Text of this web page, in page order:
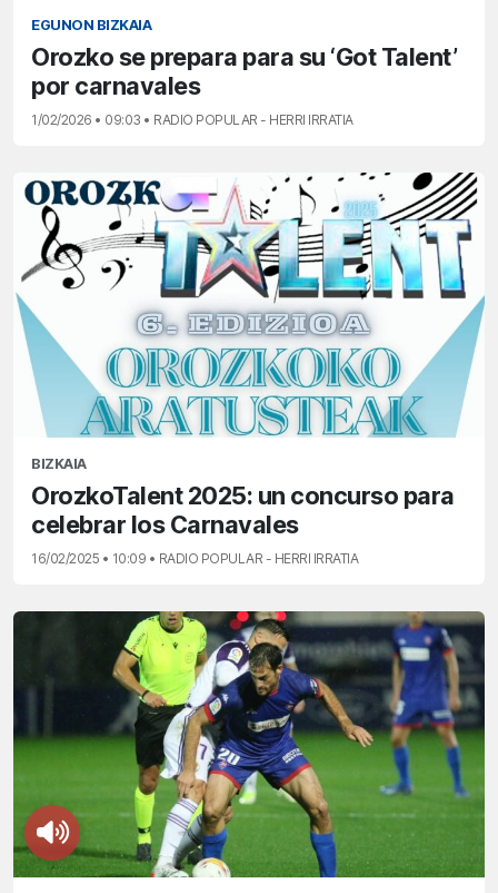
EGUNON BIZKAIA
Orozko se prepara para su ‘Got Talent’
por carnavales
1/02/2026 • 09:03 • RADIO POPULAR - HERRI IRRATIA
BIZKAIA
OrozkoTalent 2025: un concurso para
celebrar los Carnavales
16/02/2025 • 10:09 • RADIO POPULAR - HERRI IRRATIA